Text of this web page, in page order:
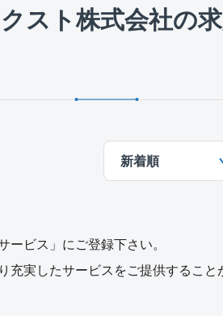
スト株式会社の
新着順
ビス」にご登録下さい。
充実したサービスをご提供すること